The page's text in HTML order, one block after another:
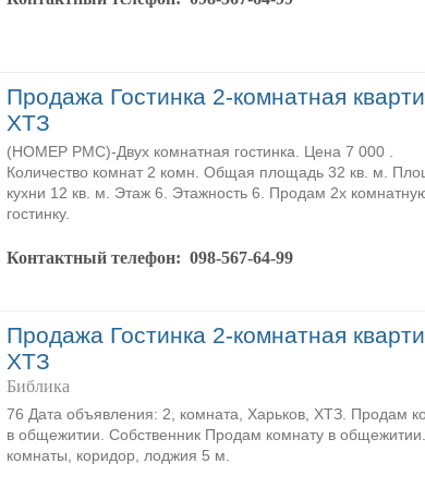
Продажа Гостинка 2-комнатная
ХТЗ
(НОМЕР PMC)-Двух комнатная гостинка. Цена 7 000 .
Количество комнат 2 комн. Общая площадь 32 кв. м.
кухни 12 кв. м. Этаж 6. Этажность 6. Продам 2х
гостинку.
Контактный телефон: 098-567-64-99
Продажа Гостинка 2-комнатная
ХТЗ
Библика
76 Дата объявления: 2, комната, Харьков, ХТЗ. Продам
в общежитии. Собственник Продам комнату в
комнаты, коридор, лоджия 5 м.